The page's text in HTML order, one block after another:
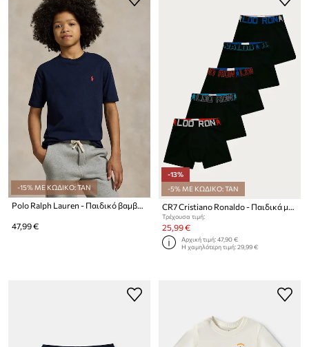
-15% ΜΕ ΚΩΔΙΚΟ: TAN
Polo Ralph Lauren - Παιδικό βαμβακερό μπλουζάκι
47,99 €
-13%
-5% ΜΕ ΚΩΔΙΚΟ: TAN
CR7 Cristiano Ronaldo - Παιδικά μποξεράκια (5-pack)
Τρέχουσα τιμή:
25,99 €
Αρχική τιμή:47,90 €
Η χαμηλότερη τιμή:29,99 €